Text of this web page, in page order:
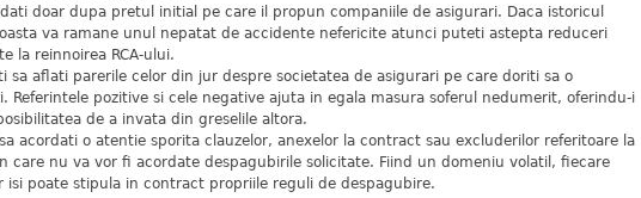
doar dupa pretul initial pe care il propun companiile de asigurari. Daca istoricul
va ramane unul nepatat de accidente nefericite atunci puteti astepta reduceri
la reinnoirea RCA-ului.
sa aflati parerile celor din jur despre societatea de asigurari pe care doriti sa o
Referintele pozitive si cele negative ajuta in egala masura soferul nedumerit, oferindu-i
de a invata din greselile altora.
acordati o atentie sporita clauzelor, anexelor la contract sau excluderilor referitoare la
care nu va vor fi acordate despagubirile solicitate. Fiind un domeniu volatil, fiecare
isi poate stipula in contract propriile reguli de despagubire.